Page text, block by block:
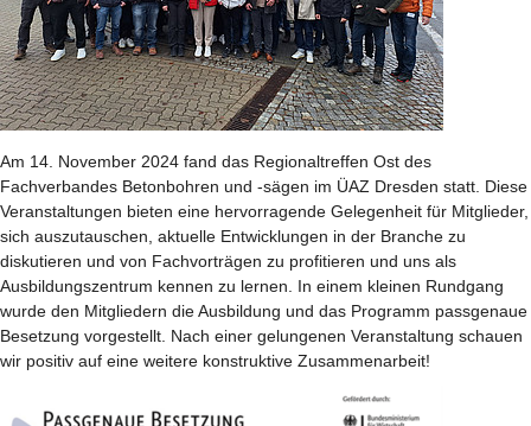
Am 14. November 2024 fand das Regionaltreffen Ost des
Fachverbandes Betonbohren und -sägen im ÜAZ Dresden statt. Diese
Veranstaltungen bieten eine hervorragende Gelegenheit für Mitglieder,
sich auszutauschen, aktuelle Entwicklungen in der Branche zu
diskutieren und von Fachvorträgen zu profitieren und uns als
Ausbildungszentrum kennen zu lernen. In einem kleinen Rundgang
wurde den Mitgliedern die Ausbildung und das Programm passgenaue
Besetzung vorgestellt. Nach einer gelungenen Veranstaltung schauen
wir positiv auf eine weitere konstruktive Zusammenarbeit!